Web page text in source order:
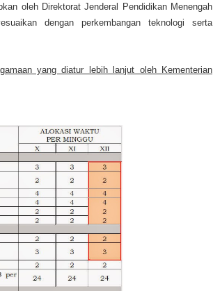
oleh Direktorat Jenderal Pendidikan Menengah
dengan perkembangan teknologi serta
yang diatur lebih lanjut oleh Kementerian